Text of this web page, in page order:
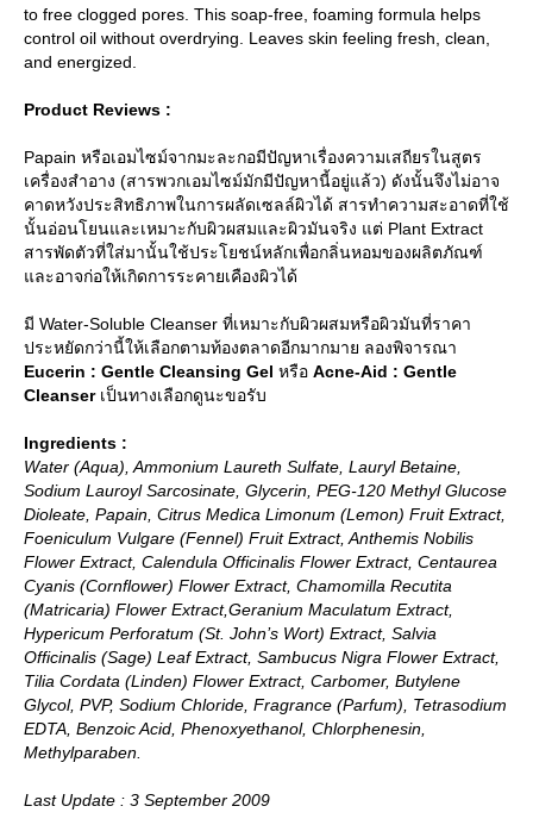
to free clogged pores. This soap-free, foaming formula helps
control oil without overdrying. Leaves skin feeling fresh, clean,
and energized.
Product Reviews :
Papain หรือเอมไซม์จากมะละกอมีปัญหาเรื่องความเสถียรในสูตร
เครื่องสำอาง (สารพวกเอมไซม์มักมีปัญหานี้อยู่แล้ว) ดังนั้นจึงไม่อาจ
คาดหวังประสิทธิภาพในการผลัดเซลล์ผิวได้ สารทำความสะอาดที่ใช้
นั้นอ่อนโยนและเหมาะกับผิวผสมและผิวมันจริง แต่ Plant Extract
สารพัดตัวที่ใส่มานั้นใช้ประโยชน์หลักเพื่อกลิ่นหอมของผลิตภัณฑ์
ละอาจก่อให้เกิดการระคายเคืองผิวได้
มี Water-Soluble Cleanser ที่เหมาะกับผิวผสมหรือผิวมันที่ราคา
ประหยัดกว่านี้ให้เลือกตามท้องตลาดอีกมากมาย ลองพิจารณา
Eucerin : Gentle Cleansing Gel หรือ Acne-Aid : Gentle
Cleanserเป็นทางเลือกดูนะขอรับ
Ingredients :
Water (Aqua), Ammonium Laureth Sulfate, Lauryl Betaine,
Sodium Lauroyl Sarcosinate, Glycerin, PEG-120 Methyl Glucose
Dioleate, Papain, Citrus Medica Limonum (Lemon) Fruit Extract,
Foeniculum Vulgare (Fennel) Fruit Extract, Anthemis Nobilis
Flower Extract, Calendula Officinalis Flower Extract, Centaurea
Cyanis (Cornflower) Flower Extract, Chamomilla Recutita
(Matricaria) Flower Extract,Geranium Maculatum Extract,
Hypericum Perforatum (St. John’s Wort) Extract, Salvia
Officinalis (Sage) Leaf Extract, Sambucus Nigra Flower Extract,
Tilia Cordata (Linden) Flower Extract, Carbomer, Butylene
Glycol, PVP, Sodium Chloride, Fragrance (Parfum), Tetrasodium
EDTA, Benzoic Acid, Phenoxyethanol, Chlorphenesin,
Methylparaben.
Last Update : 3 September 2009